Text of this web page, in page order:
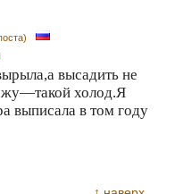
высадить не
холод.Я
выписала в том году